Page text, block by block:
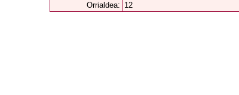
Orrialdea: 12